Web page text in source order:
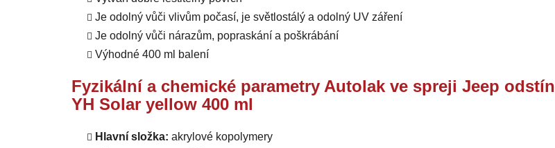
Je odolný vůči vlivům počasí, je světlostálý a odolný UV záření
Je odolný vůči nárazům, popraskání a poškrábání
Výhodné 400 ml balení
Fyzikální a chemické parametry Autolak ve spreji Jeep odstín
YH Solar yellow 400 ml
Hlavní složka: akrylové kopolymery